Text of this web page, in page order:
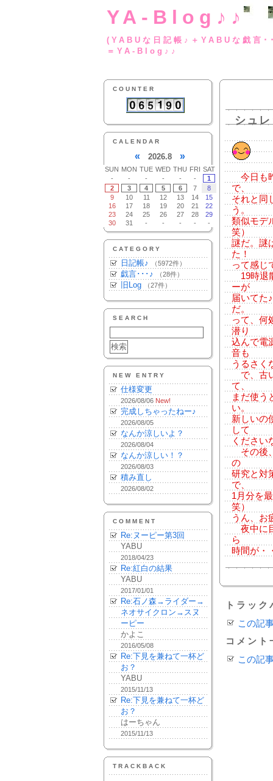
YA-Blog♪♪
(YABUな日記帳♪
＝YA-Blog♪♪
COUNTER
CALENDAR
« 2026.8 »
SUN MON TUE WED THU FRI SAT
-
- - - - -
1
2
3 4 5 6 7
8
9
10 11 12 13 14
15
16
17 18 19 20 21
22
23
24 25 26 27 28
29
30
31 - - - - -
CATEGORY
日記帳♪ （5972件）
戯言･･･♪ （28件）
旧Log （27件）
SEARCH
NEW ENTRY
仕様変更
2026/08/06 New!
完成しちゃったねー♪
2026/08/05
なんか涼しいよ？
2026/08/04
なんか涼しい！？
2026/08/03
積み直し
2026/08/02
COMMENT
Re:ヌーピー第3回
YABU
2018/04/23
Re:紅白の結果
YABU
2017/01/01
Re:石ノ森→ライダー→
ネオサイクロン→スヌ
ーピー
かよこ
2016/05/08
Re:下見を兼ねて一杯ど
お？
YABU
2015/11/13
Re:下見を兼ねて一杯ど
お？
はーちゃん
2015/11/13
TRACKBACK
シュ
今日も
で、
それと同
う。
類似モデ
笑）
謎だ。謎
た！
って感じ
19時退
ーが
届いてた
だ。
って、何
潜り
込んで電
音も
うるさく
で、古
て、
まだ使う
い。
新しいの
して
ください
その後
の
研究と対
で、
1月分を
笑）
うん、お
夜中に
ら
時間が・
トラッ
この記
コメント
この記